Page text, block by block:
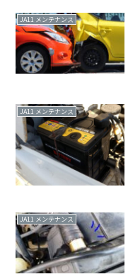
JA11 メンテナンス
JA11 メンテナンス
JA11 メンテナンス